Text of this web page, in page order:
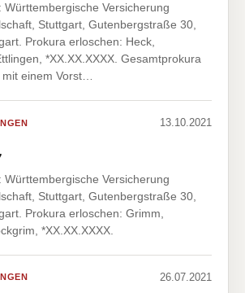
Württembergische Versicherung
Stuttgart, Gutenbergstraße 30,
Prokura erloschen: Heck,
*XX.XX.XXXX. Gesamtprokura
einem Vorst…
13.10.2021
Württembergische Versicherung
Stuttgart, Gutenbergstraße 30,
Prokura erloschen: Grimm,
*XX.XX.XXXX.
26.07.2021